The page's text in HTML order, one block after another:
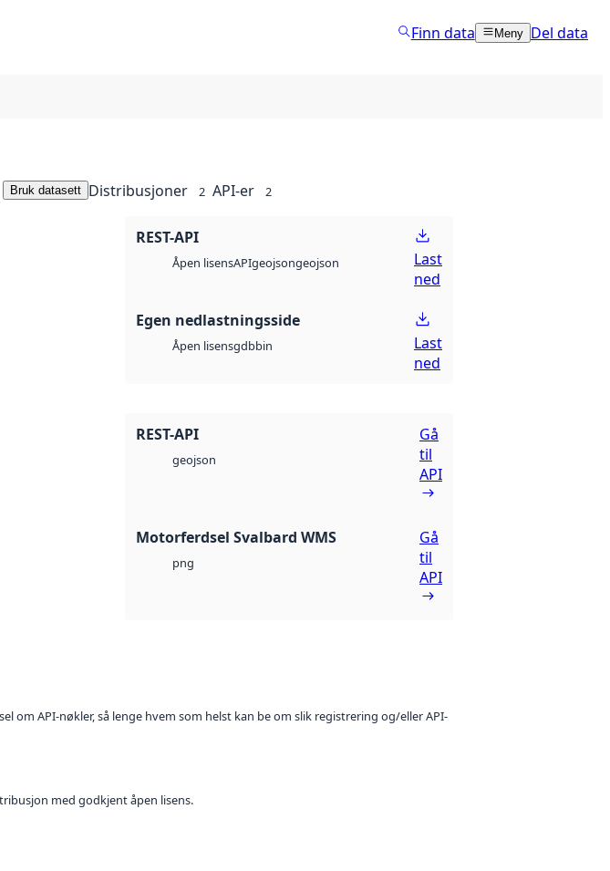
Finn data Meny Del data
Bruk datasett Distribusjoner 2 API-er 2
REST-API
Åpen lisensAPIgeojsongeojson
Last
ned
Egen nedlastningsside
Åpen lisensgdbbin
Last
ned
REST-API
geojson
Gå
til
API
Motorferdsel Svalbard WMS
png
Gå
til
API
API-nøkler, så lenge hvem som helst kan be om slik registrering og/eller API-
med godkjent åpen lisens.